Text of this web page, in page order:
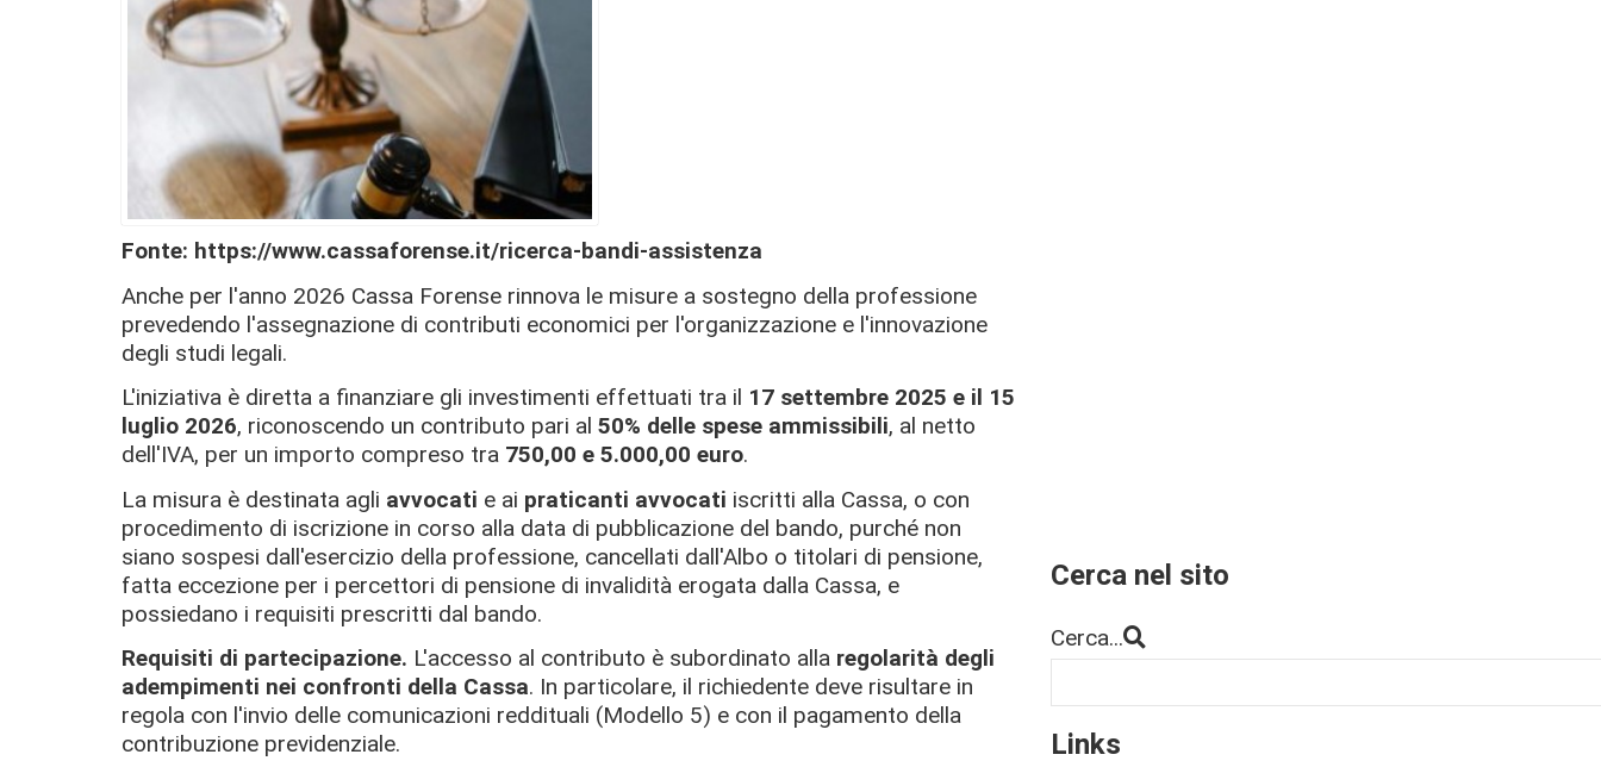
Fonte: https://www.cassaforense.it/ricerca-bandi-assistenza
Anche per l'anno 2026 Cassa Forense rinnova le misure a sostegno della professione
prevedendo l'assegnazione di contributi economici per l'organizzazione e l'innovazione
degli studi legali.
L'iniziativa è diretta a finanziare gli investimenti effettuati tra il 17 settembre 2025 e il 15
luglio 2026, riconoscendo un contributo pari al 50% delle spese ammissibili, al netto
dell'IVA, per un importo compreso tra 750,00 e 5.000,00 euro.
La misura è destinata agli avvocati e ai praticanti avvocati iscritti alla Cassa, o con
procedimento di iscrizione in corso alla data di pubblicazione del bando, purché non
siano sospesi dall'esercizio della professione, cancellati dall'Albo o titolari di pensione,
fatta eccezione per i percettori di pensione di invalidità erogata dalla Cassa, e
possiedano i requisiti prescritti dal bando.
Requisiti di partecipazione. L'accesso al contributo è subordinato alla regolarità degli
adempimenti nei confronti della Cassa. In particolare, il richiedente deve risultare in
regola con l'invio delle comunicazioni reddituali (Modello 5) e con il pagamento della
contribuzione previdenziale.
Cerca nel sito
Cerca...
Links